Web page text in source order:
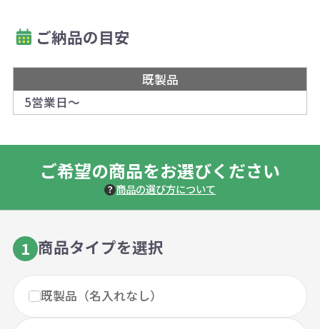
ご納品の目安
既製品
5営業日～
ご希望の商品をお選びください
商品の選び方について
1 商品タイプを選択
既製品（名入れなし）